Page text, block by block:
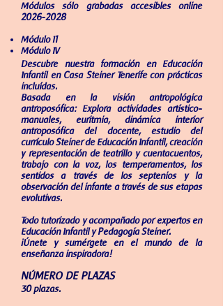
Módulos sólo grabadas accesibles online
2026-2028
Módulo I1
Módulo IV
Descubre nuestra formación en Educación
Infantil en Casa Steiner Tenerife con prácticas
incluídas.
Basada en la visión antropológica
antroposófica: Explora actividades artístico-
manuales, euritmia, dinámica interior
antroposófica del docente, estudio del
currículo Steiner de Educación Infantil, creación
y representación de teatrillo y cuentacuentos,
trabajo con la voz, los temperamentos, los
sentidos a través de los septenios y la
observación del infante a través de sus etapas
evolutivas.
Todo tutorizado y acompañado por expertos en
Educación Infantil y Pedagogía Steiner.
¡Únete y sumérgete en el mundo de la
enseñanza inspiradora!
NÚMERO DE PLAZAS
30 plazas.